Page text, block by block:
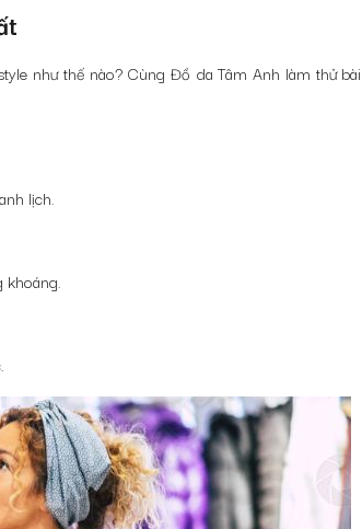
như thế nào? Cùng Đồ da Tâm Anh làm thử bài
lịch.
khoáng.